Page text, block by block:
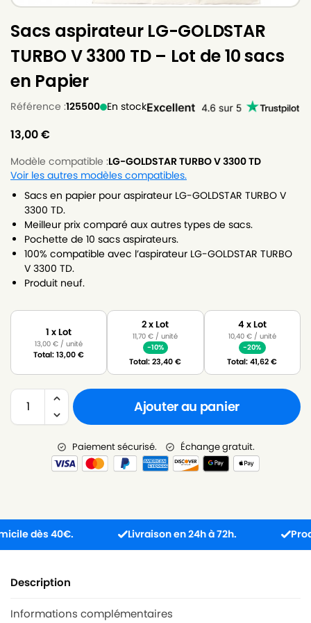
Sacs aspirateur LG-GOLDSTAR
TURBO V 3300 TD – Lot de 10 sacs
en Papier
Référence :125500 En stock
13,00€
Modèle compatible :LG-GOLDSTAR TURBO V 3300 TD
Voir les autres modèles compatibles.
Sacs en papier pour aspirateur LG-GOLDSTAR TURBO V
3300 TD.
Meilleur prix comparé aux autres types de sacs.
Pochette de 10 sacs aspirateurs.
100% compatible avec l’aspirateur LG-GOLDSTAR TURBO
V 3300 TD.
Produit neuf.
1 x Lot
13,00€ / unité
Total:13,00€
2 x Lot
11,70€ / unité
-10%
Total:23,40€
4 x Lot
10,40 €/ unité
-20%
Total:41,62€
Ajouter au panier
Paiement sécurisé. Échange gratuit.
dès 40€. Livraison en 24h à 72h. Produit
Description
Informations complémentaires